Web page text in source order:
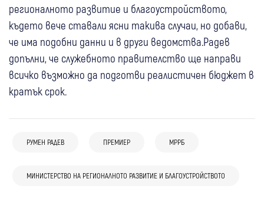
регионалното развитие и благоустройството,
където вече ставали ясни такива случаи, но добави,
че има подобни данни и в други ведомства.Радев
допълни, че служебното правителство ще направи
всичко възможно да подготви реалистичен бюджет в
кратък срок.
РУМЕН РАДЕВ ПРЕМИЕР МРРБ
МИНИСТЕРСТВО НА РЕГИОНАЛНОТО РАЗВИТИЕ И БЛАГОУСТРОЙСТВОТО
“Възраждане“: Управляващите предадоха
находището “Хан Тервел“ на Турция
Банско България 06 авг
всички, които посещават България да не
“Кой пази децата ни?“: Андрей Гюров
Благоевград 04 авг